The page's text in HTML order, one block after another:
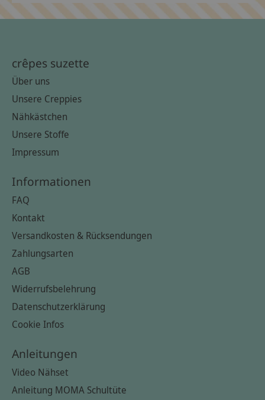
crêpes suzette
Über uns
Unsere Creppies
Nähkästchen
Unsere Stoffe
Impressum
Informationen
FAQ
Kontakt
Versandkosten & Rücksendungen
Zahlungsarten
AGB
Widerrufsbelehrung
Datenschutzerklärung
Cookie Infos
Anleitungen
Video Nähset
Anleitung MOMA Schultüte